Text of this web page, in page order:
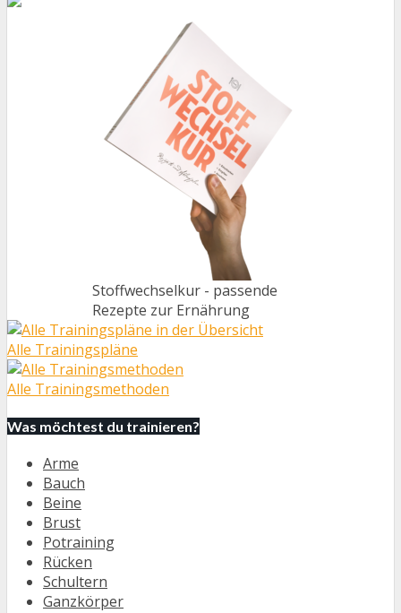
Stoffwechselkur - passende
Rezepte zur Ernährung
Alle Trainingspläne
Alle Trainingsmethoden
Was möchtest du trainieren?
Arme
Bauch
Beine
Brust
Potraining
Rücken
Schultern
Ganzkörper